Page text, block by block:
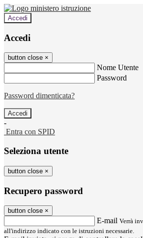
Accedi
Accedi
button close ×
Nome Utente
Password
Password dimenticata?
-
Entra con SPID
Seleziona utente
button close ×
Recupero password
button close ×
E-mail Verrà
all'indirizzo indicato con le istruzioni necessarie.